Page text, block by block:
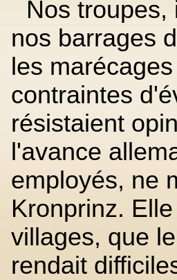
Nos
nos barrages
les
contraintes
résistaient
l'avance
employés, ne
Kronprinz.
villages, que
rendait